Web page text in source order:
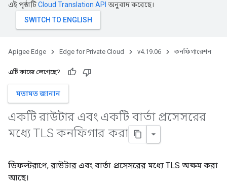
এই পৃষ্ঠাটিCloud Translation API অনুবাদ করেছে।
Apigee Edge Edge for Private Cloud v4.19.06 কনফিগারেশন
এটি কাজে লেগেছে?
মতামত জানান
একটি রাউটার এবং একটি বার্তা প্রসেসরের
মধ্যে TLS কনফিগার করা
ডিফল্টরূপে, রাউটার এবং বার্তা প্রসেসরের মধ্যে TLS অক্ষম করা
আছে।